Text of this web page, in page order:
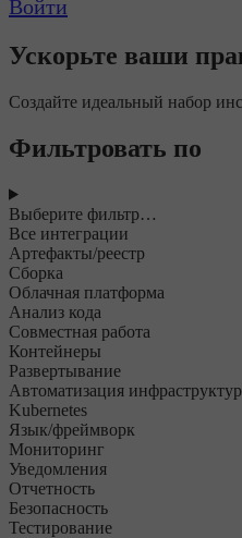
Войти
Ускорьте ваши
Создайте идеальный набор
Фильтровать по
Выберите фильтр…
Все интеграции
Артефакты/реестр
Сборка
Облачная платформа
Анализ кода
Совместная работа
Контейнеры
Развертывание
Автоматизация
Kubernetes
Язык/фреймворк
Мониторинг
Уведомления
Отчетность
Безопасность
Тестирование